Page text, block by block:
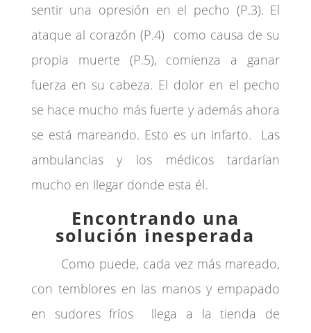
sentir una opresión en el pecho (P.3). El
ataque al corazón (P.4) como causa de su
propia muerte (P.5), comienza a ganar
fuerza en su cabeza. El dolor en el pecho
se hace mucho más fuerte y además ahora
se está mareando. Esto es un infarto. Las
ambulancias y los médicos tardarían
mucho en llegar donde esta él.
Encontrando una
solución inesperada
Como puede, cada vez más mareado,
con temblores en las manos y empapado
en sudores fríos llega a la tienda de